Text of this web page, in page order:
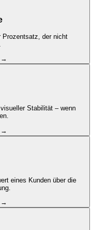
Prozentsatz, der nicht
→
Stabilität – wenn
→
eines Kunden über die
→